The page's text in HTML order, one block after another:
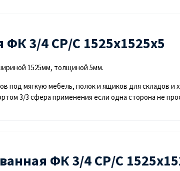
3/4 СР/С 1525х1525х5
1525мм, толщиной 5мм.
под мягкую мебель, полок и ящиков для складов
3/3 сфера применения если одна сторона не
ФК 3/4 СР/С